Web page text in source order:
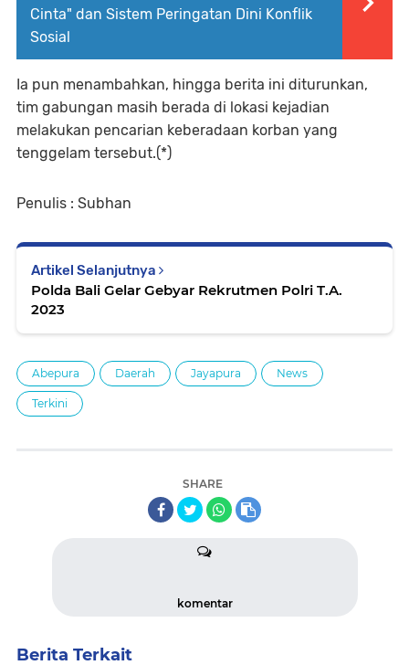
Cinta" dan Sistem Peringatan Dini Konflik
Sosial
Ia pun menambahkan, hingga berita ini diturunkan,
tim gabungan masih berada di lokasi kejadian
melakukan pencarian keberadaan korban yang
tenggelam tersebut.(*)
Penulis : Subhan
Artikel Selanjutnya
Polda Bali Gelar Gebyar Rekrutmen Polri T.A.
2023
Abepura Daerah Jayapura News
Terkini
SHARE
komentar
Berita Terkait